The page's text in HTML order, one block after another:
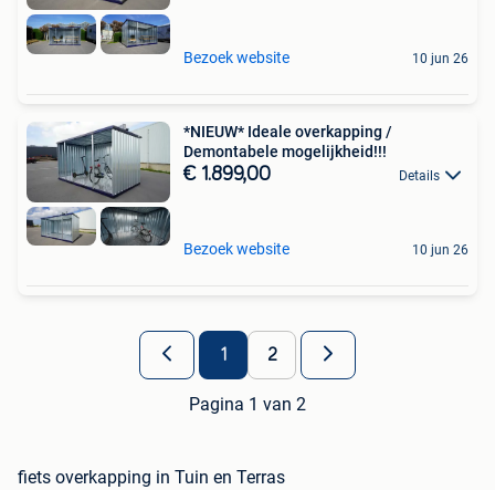
Bezoek website 10 jun 26
*NIEUW* Ideale overkapping /
Demontabele mogelijkheid!!!
€ 1.899,00 Details
Bezoek website 10 jun 26
1 2
Pagina 1 van 2
fiets overkapping in Tuin en Terras